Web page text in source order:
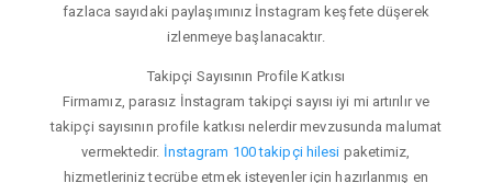
fazlaca sayıdaki paylaşımınız İnstagram keşfete düşerek
izlenmeye başlanacaktır.
Takipçi Sayısının Profile Katkısı
Firmamız, parasız İnstagram takipçi sayısı iyi mi artırılır ve
takipçi sayısının profile katkısı nelerdir mevzusunda malumat
vermektedir. İnstagram 100 takipçi hilesi paketimiz,
hizmetleriniz tecrübe etmek isteyenler için hazırlanmış en